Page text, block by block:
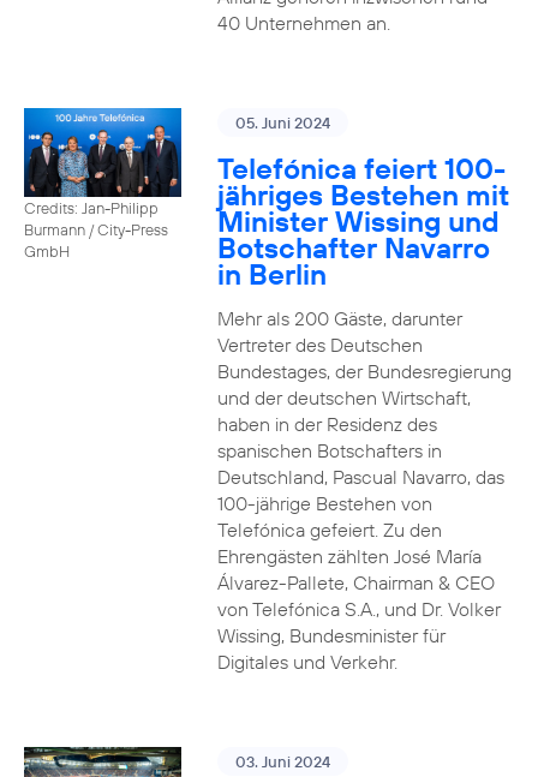
40 Unternehmen an.
Credits: Jan-Philipp
Burmann / City-Press
GmbH
05. Juni 2024
Telefónica feiert 100-
jähriges Bestehen mit
Minister Wissing und
Botschafter Navarro
in Berlin
Mehr als 200 Gäste, darunter
Vertreter des Deutschen
Bundestages, der Bundesregierung
und der deutschen Wirtschaft,
haben in der Residenz des
spanischen Botschafters in
Deutschland, Pascual Navarro, das
100-jährige Bestehen von
Telefónica gefeiert. Zu den
Ehrengästen zählten José María
Álvarez-Pallete, Chairman & CEO
von Telefónica S.A., und Dr. Volker
Wissing, Bundesminister für
Digitales und Verkehr.
03. Juni 2024